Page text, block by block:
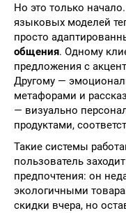
Но это только
языковых моделей
просто
общения. Одному
предложения с
Другому —
метафорами и
— визуально
продуктами,
Такие системы
пользователь
предпочтения: он
экологичными
скидки вчера, но